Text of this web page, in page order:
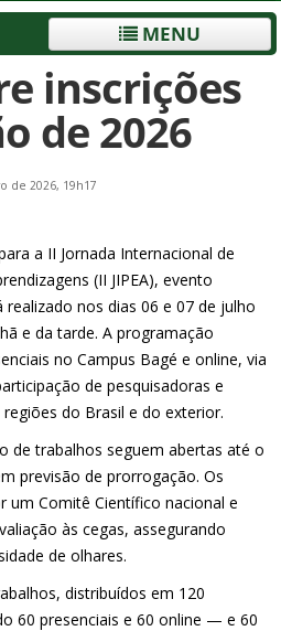
MENU
inscrições
de 2026
de 2026, 19h17
a II Jornada Internacional de
(II JIPEA), evento
nos dias 06 e 07 de julho
e da tarde. A programação
no Campus Bagé e online, via
de pesquisadoras e
do Brasil e do exterior.
de trabalhos seguem abertas até o
previsão de prorrogação. Os
um Comitê Científico nacional e
às cegas, assegurando
de olhares.
distribuídos em 120
60 presenciais e 60 online — e 60